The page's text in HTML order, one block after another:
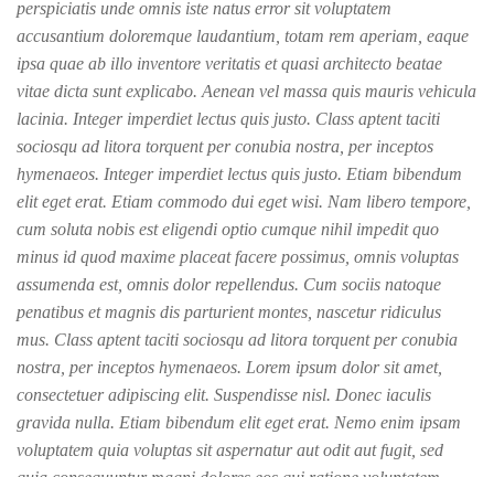
perspiciatis unde omnis iste natus error sit voluptatem
accusantium doloremque laudantium, totam rem aperiam, eaque
ipsa quae ab illo inventore veritatis et quasi architecto beatae
vitae dicta sunt explicabo. Aenean vel massa quis mauris vehicula
lacinia. Integer imperdiet lectus quis justo. Class aptent taciti
sociosqu ad litora torquent per conubia nostra, per inceptos
hymenaeos. Integer imperdiet lectus quis justo. Etiam bibendum
elit eget erat. Etiam commodo dui eget wisi. Nam libero tempore,
cum soluta nobis est eligendi optio cumque nihil impedit quo
minus id quod maxime placeat facere possimus, omnis voluptas
assumenda est, omnis dolor repellendus. Cum sociis natoque
penatibus et magnis dis parturient montes, nascetur ridiculus
mus. Class aptent taciti sociosqu ad litora torquent per conubia
nostra, per inceptos hymenaeos. Lorem ipsum dolor sit amet,
consectetuer adipiscing elit. Suspendisse nisl. Donec iaculis
gravida nulla. Etiam bibendum elit eget erat. Nemo enim ipsam
voluptatem quia voluptas sit aspernatur aut odit aut fugit, sed